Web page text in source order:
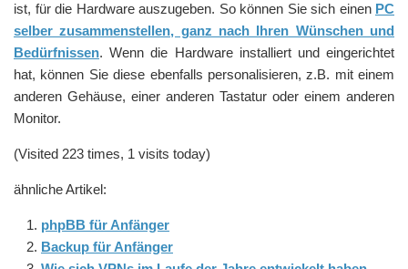
ist, für die Hardware auszugeben. So können Sie sich einen PC
selber zusammenstellen, ganz nach Ihren Wünschen und
Bedürfnissen. Wenn die Hardware installiert und eingerichtet
hat, können Sie diese ebenfalls personalisieren, z.B. mit einem
anderen Gehäuse, einer anderen Tastatur oder einem anderen
Monitor.
(Visited 223 times, 1 visits today)
ähnliche Artikel:
phpBB für Anfänger
Backup für Anfänger